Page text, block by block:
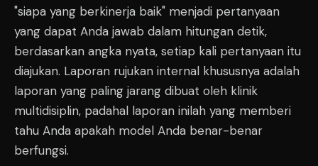
"siapa yang berkinerja baik" menjadi pertanyaan
yang dapat Anda jawab dalam hitungan detik,
berdasarkan angka nyata, setiap kali pertanyaan itu
diajukan. Laporan rujukan internal khususnya adalah
laporan yang paling jarang dibuat oleh klinik
multidisiplin, padahal laporan inilah yang memberi
tahu Anda apakah model Anda benar-benar
berfungsi.